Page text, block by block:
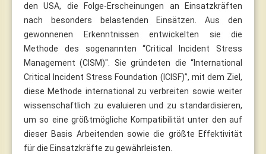
den USA, die Folge-Erscheinungen an Einsatzkräften
nach besonders belastenden Einsätzen. Aus den
gewonnenen Erkenntnissen entwickelten sie die
Methode des sogenannten “Critical Incident Stress
Management (CISM)". Sie gründeten die “International
Critical Incident Stress Foundation (ICISF)”, mit dem Ziel,
diese Methode international zu verbreiten sowie weiter
wissenschaftlich zu evaluieren und zu standardisieren,
um so eine größtmögliche Kompatibilität unter den auf
dieser Basis Arbeitenden sowie die größte Effektivität
für die Einsatzkräfte zu gewährleisten.